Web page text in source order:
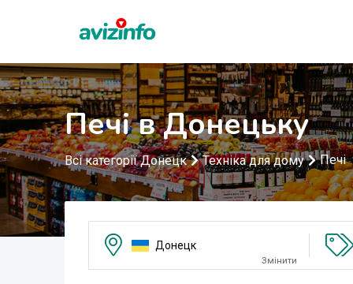
Печі в Донецьку
Всі категорії Донецк Техніка для дому Печі
Донецк
Змінити